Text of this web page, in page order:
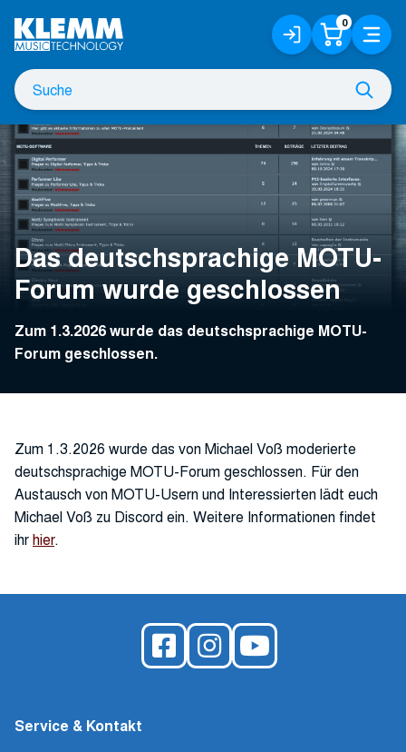
Hauptinhalt
Suche
nach
Anmelden
/
Registrieren
0 Menü
Das deutschsprachige MOTU-
Forum wurde geschlossen
Zum 1.3.2026 wurde das deutschsprachige MOTU-
Forum geschlossen.
Zum 1.3.2026 wurde das von Michael Voß moderierte
deutschsprachige MOTU-Forum geschlossen. Für den
Austausch von MOTU-Usern und Interessierten lädt euch
Michael Voß zu Discord ein. Weitere Informationen findet
ihrhier.
Service & Kontakt